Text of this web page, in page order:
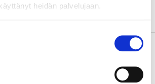
heidän palvelujaan.